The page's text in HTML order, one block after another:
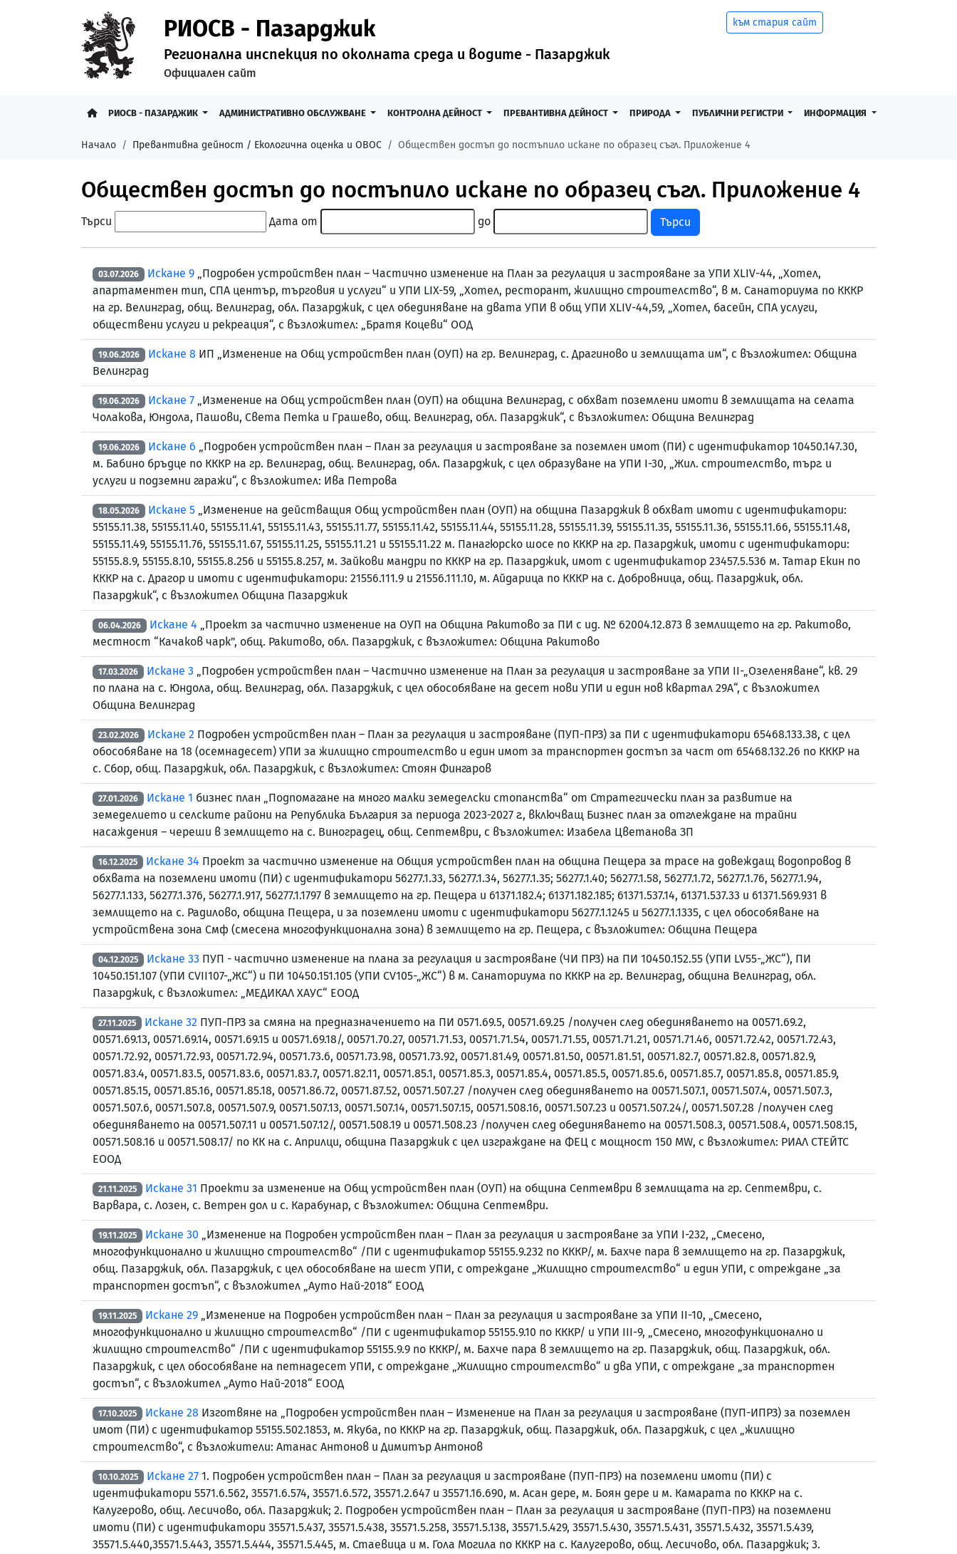
към стария сайт
РИОСВ - Пазарджик
Регионална инспекция по околната среда и водите - Пазарджик
Официален сайт
РИОСВ - ПАЗАРДЖИК АДМИНИСТРАТИВНО ОБСЛУЖВАНЕ КОНТРОЛНА ДЕЙНОСТ ПРЕВАНТИВНА ДЕЙНОСТ ПРИРОДА ПУБЛИЧНИ РЕГИСТРИ ИНФОРМАЦИЯ
Начало Превантивна дейност / Екологична оценка и ОВОС Обществен достъп до постъпило искане по образец съгл. Приложение 4
Обществен достъп до постъпило искане по образец съгл. Приложение 4
Търси Дата от до Търси
03.07.2026 Искане 9„Подробен устройствен план – Частично изменение на План за регулация и застрояване за УПИ ХLIV-44, „Хотел,
апартаментен тип, СПА център, търговия и услуги“ и УПИ LIX-59, „Хотел, ресторант, жилищно строителство“, в м. Санаториума по КККР
на гр. Велинград, общ. Велинград, обл. Пазарджик, с цел обединяване на двата УПИ в общ УПИ ХLIV-44,59, „Хотел, басейн, СПА услуги,
обществени услуги и рекреация“, с възложител: „Братя Коцеви“ ООД
19.06.2026 Искане 8 ИП „Изменение на Общ устройствен план (ОУП) на гр. Велинград, с. Драгиново и землищата им“, с възложител: Община
Велинград
19.06.2026 Искане 7„Изменение на Общ устройствен план (ОУП) на община Велинград, с обхват поземлени имоти в землищата на селата
Чолакова, Юндола, Пашови, Света Петка и Грашево, общ. Велинград, обл. Пазарджик“, с възложител: Община Велинград
19.06.2026 Искане 6 „Подробен устройствен план – План за регулация и застрояване за поземлен имот (ПИ) с идентификатор 10450.147.30,
м. Бабино бръдце по КККР на гр. Велинград, общ. Велинград, обл. Пазарджик, с цел образуване на УПИ I-30, „Жил. строителство, търг. и
услуги и подземни гаражи“, с възложител: Ива Петрова
18.05.2026 Искане 5„Изменение на действащия Общ устройствен план (ОУП) на община Пазарджик в обхват имоти с идентификатори:
55155.11.38, 55155.11.40, 55155.11.41, 55155.11.43, 55155.11.77, 55155.11.42, 55155.11.44, 55155.11.28, 55155.11.39, 55155.11.35, 55155.11.36, 55155.11.66, 55155.11.48,
55155.11.49, 55155.11.76, 55155.11.67, 55155.11.25, 55155.11.21 и 55155.11.22 м. Панагюрско шосе по КККР на гр. Пазарджик, имоти с идентификатори:
55155.8.9, 55155.8.10, 55155.8.256 и 55155.8.257, м. Зайкови мандри по КККР на гр. Пазарджик, имот с идентификатор 23457.5.536 м. Татар Екин по
КККР на с. Драгор и имоти с идентификатори: 21556.111.9 и 21556.111.10, м. Айдарица по КККР на с. Добровница, общ. Пазарджик, обл.
Пазарджик“, с възложител Община Пазарджик
06.04.2026 Искане 4 „Проект за частично изменение на ОУП на Община Ракитово за ПИ с ид. № 62004.12.873 в землището на гр. Ракитово,
местност “Качаков чарк”, общ. Ракитово, обл. Пазарджик, с възложител: Община Ракитово
17.03.2026 Искане 3 „Подробен устройствен план – Частично изменение на План за регулация и застрояване за УПИ II-„Озеленяване“, кв. 29
по плана на с. Юндола, общ. Велинград, обл. Пазарджик, с цел обособяване на десет нови УПИ и един нов квартал 29А“, с възложител
Община Велинград
23.02.2026 Искане 2 Подробен устройствен план – План за регулация и застрояване (ПУП‑ПРЗ) за ПИ с идентификатори 65468.133.38, с цел
обособяване на 18 (осемнадесет) УПИ за жилищно строителство и един имот за транспортен достъп за част от 65468.132.26 по КККР на
с. Сбор, общ. Пазарджик, обл. Пазарджик, с възложител: Стоян Фингаров
27.01.2026 Искане 1 бизнес план „Подпомагане на много малки земеделски стопанства“ от Стратегически план за развитие на
земеделието и селските райони на Република България за периода 2023-2027 г., включващ Бизнес план за отглеждане на трайни
насаждения – череши в землището на с. Виноградец, общ. Септември, с възложител: Изабела Цветанова ЗП
16.12.2025 Искане 34 Проект за частично изменение на Общия устройствен план на община Пещера за трасе на довеждащ водопровод в
обхвата на поземлени имоти (ПИ) с идентификатори 56277.1.33, 56277.1.34, 56277.1.35; 56277.1.40; 56277.1.58, 56277.1.72, 56277.1.76, 56277.1.94,
56277.1.133, 56277.1.376, 56277.1.917, 56277.1.1797 в землището на гр. Пещера и 61371.182.4; 61371.182.185; 61371.537.14, 61371.537.33 и 61371.569.931 в
землището на с. Радилово, община Пещера, и за поземлени имоти с идентификатори 56277.1.1245 и 56277.1.1335, с цел обособяване на
устройствена зона Смф (смесена многофункционална зона) в землището на гр. Пещера, с възложител: Община Пещера
04.12.2025 Искане 33 ПУП - частично изменение на плана за регулация и застрояване (ЧИ ПРЗ) на ПИ 10450.152.55 (УПИ LV55-„ЖС“), ПИ
10450.151.107 (УПИ CVII107-„ЖС“) и ПИ 10450.151.105 (УПИ CV105-„ЖС“) в м. Санаториума по КККР на гр. Велинград, община Велинград, обл.
Пазарджик, с възложител: „МЕДИКАЛ ХАУС“ ЕООД
27.11.2025 Искане 32 ПУП-ПРЗ за смяна на предназначението на ПИ 0571.69.5, 00571.69.25 /получен след обединяването на 00571.69.2,
00571.69.13, 00571.69.14, 00571.69.15 и 00571.69.18/, 00571.70.27, 00571.71.53, 00571.71.54, 00571.71.55, 00571.71.21, 00571.71.46, 00571.72.42, 00571.72.43,
00571.72.92, 00571.72.93, 00571.72.94, 00571.73.6, 00571.73.98, 00571.73.92, 00571.81.49, 00571.81.50, 00571.81.51, 00571.82.7, 00571.82.8, 00571.82.9,
00571.83.4, 00571.83.5, 00571.83.6, 00571.83.7, 00571.82.11, 00571.85.1, 00571.85.3, 00571.85.4, 00571.85.5, 00571.85.6, 00571.85.7, 00571.85.8, 00571.85.9,
00571.85.15, 00571.85.16, 00571.85.18, 00571.86.72, 00571.87.52, 00571.507.27 /получен след обединяването на 00571.507.1, 00571.507.4, 00571.507.3,
00571.507.6, 00571.507.8, 00571.507.9, 00571.507.13, 00571.507.14, 00571.507.15, 00571.508.16, 00571.507.23 и 00571.507.24/, 00571.507.28 /получен след
обединяването на 00571.507.11 и 00571.507.12/, 00571.508.19 и 00571.508.23 /получен след обединяването на 00571.508.3, 00571.508.4, 00571.508.15,
00571.508.16 и 00571.508.17/ по КК на с. Априлци, община Пазарджик с цел изграждане на ФЕЦ с мощност 150 MW, с възложител: РИАЛ СТЕЙТС
ЕООД
21.11.2025 Искане 31 Проекти за изменение на Общ устройствен план (ОУП) на община Септември в землищата на гр. Септември, с.
Варвара, с. Лозен, с. Ветрен дол и с. Карабунар, с възложител: Община Септември.
19.11.2025 Искане 30 „Изменение на Подробен устройствен план – План за регулация и застрояване за УПИ I-232, „Смесено,
многофункционално и жилищно строителство“ /ПИ с идентификатор 55155.9.232 по КККР/, м. Бахче пара в землището на гр. Пазарджик,
общ. Пазарджик, обл. Пазарджик, с цел обособяване на шест УПИ, с отреждане „Жилищно строителство“ и един УПИ, с отреждане „за
транспортен достъп“, с възложител „Ауто Най-2018“ ЕООД
19.11.2025 Искане 29 „Изменение на Подробен устройствен план – План за регулация и застрояване за УПИ II-10, „Смесено,
многофункционално и жилищно строителство“ /ПИ с идентификатор 55155.9.10 по КККР/ и УПИ III-9, „Смесено, многофункционално и
жилищно строителство“ /ПИ с идентификатор 55155.9.9 по КККР/, м. Бахче пара в землището на гр. Пазарджик, общ. Пазарджик, обл.
Пазарджик, с цел обособяване на петнадесет УПИ, с отреждане „Жилищно строителство“ и два УПИ, с отреждане „за транспортен
достъп“, с възложител „Ауто Най-2018“ ЕООД
17.10.2025 Искане 28 Изготвяне на „Подробен устройствен план – Изменение на План за регулация и застрояване (ПУП-ИПРЗ) за поземлен
имот (ПИ) с идентификатор 55155.502.1853, м. Якуба, по КККР на гр. Пазарджик, общ. Пазарджик, обл. Пазарджик, с цел „жилищно
строителство“, с възложители: Атанас Антонов и Димитър Антонов
10.10.2025 Искане 271. Подробен устройствен план – План за регулация и застрояване (ПУП-ПРЗ) на поземлени имоти (ПИ) с
идентификатори 5571.6.562, 35571.6.574, 35571.6.572, 35571.2.647 и 35571.16.690, м. Асан дере, м. Боян дере и м. Камарата по КККР на с.
Калугерово, общ. Лесичово, обл. Пазарджик; 2. Подробен устройствен план – План за регулация и застрояване (ПУП-ПРЗ) на поземлени
имоти (ПИ) с идентификатори 35571.5.437, 35571.5.438, 35571.5.258, 35571.5.138, 35571.5.429, 35571.5.430, 35571.5.431, 35571.5.432, 35571.5.439,
35571.5.440,35571.5.443, 35571.5.444, 35571.5.445, м. Стаевица и м. Гола Могила по КККР на с. Калугерово, общ. Лесичово, обл. Пазарджик; 3.